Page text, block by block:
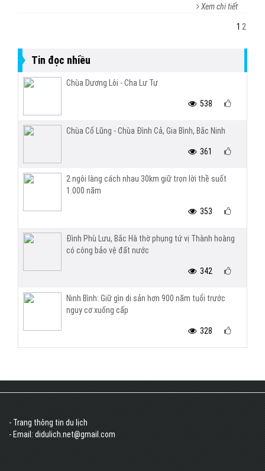
Xem chi tiết
1 2
Tin đọc nhiều
Chùa Dương Lôi - Cha Lư Tự
538
Chùa Cổ Lũng - Chùa Đình Cả, Gia Bình, Bắc Ninh
361
2 ngôi làng cách nhau 30km giữ trọn lời thề suốt
1.000 năm
353
Đình Phù Lưu, Bắc Hà thờ phụng tứ vị Thành hoàng
có công bảo vệ đất nước
342
Ninh Bình: Giữ gìn di sản hơn 900 năm tuổi trước
nguy cơ xuống cấp
328
- Trang thông tin du lịch
- Email: didulich.net@gmail.com